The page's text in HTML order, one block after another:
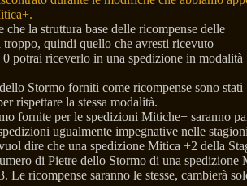
che la struttura base delle ricompense delle
quindi quello che avresti ricevuto
potrai riceverlo in una spedizione in modalità
Stormo forniti come ricompense sono stati
rispettare la stessa modalità.
fornite per le spedizioni Mitiche+ saranno
ugualmente impegnative nelle
dire che una spedizione Mitica +2 della
di Pietre dello Stormo di una spedizione
Le ricompense saranno le stesse, cambierà